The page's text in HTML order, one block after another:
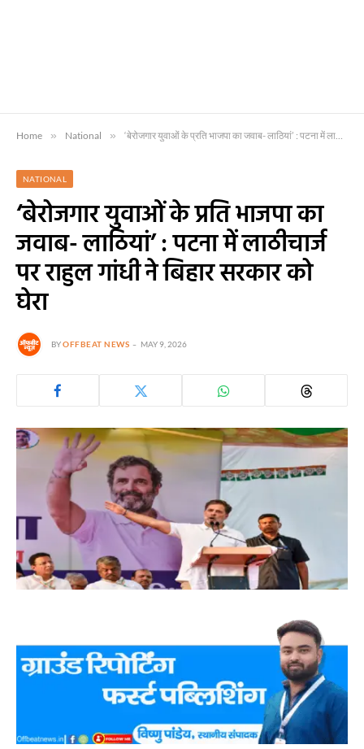
Home » National » ‘बेरोजगार युवाओं के प्रति भाजपा का जवाब- लाठियां’ : पटना में लाठीचार्ज पर राहुल गांधी ने बिहार सरकार को घेरा
NATIONAL
‘बेरोजगार युवाओं के प्रति भाजपा का
जवाब- लाठियां’ : पटना में लाठीचार्ज
पर राहुल गांधी ने बिहार सरकार को
घेरा
BYOFFBEAT NEWS MAY 9, 2026